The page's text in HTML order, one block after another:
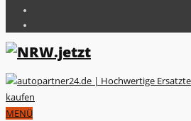
MENÜ